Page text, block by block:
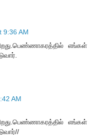
9:36 AM
எங்கள்
AM
எங்கள்